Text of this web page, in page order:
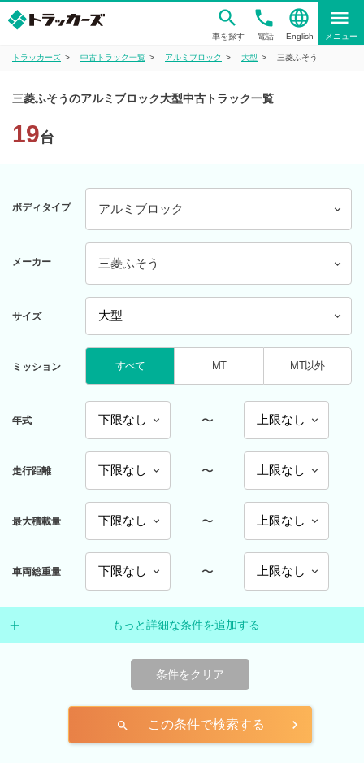
車を探す
phone
電話
language
English
menu
メニュー
トラッカーズ 中古トラック一覧 アルミブロック 大型 三菱ふそう
三菱ふそうのアルミブロック大型中古トラック一覧
19台
ボディタイプ アルミブロック
メーカー 三菱ふそう
サイズ
ミッション すべて MT MT以外
年式 〜
走行距離 〜
最大積載量 〜
車両総重量 〜
もっと詳細な条件を追加する
条件をクリア
search この条件で検索する